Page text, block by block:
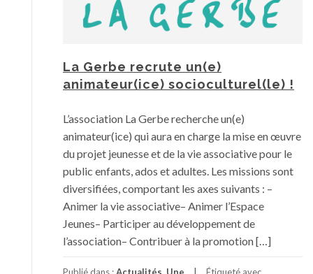
La Gerbe recrute un(e)
animateur(ice) socioculturel(le) !
L’association La Gerbe recherche un(e)
animateur(ice) qui aura en charge la mise en œuvre
du projet jeunesse et de la vie associative pour le
public enfants, ados et adultes. Les missions sont
diversifiées, comportant les axes suivants : –
Animer la vie associative– Animer l’Espace
Jeunes– Participer au développement de
l’association– Contribuer à la promotion […]